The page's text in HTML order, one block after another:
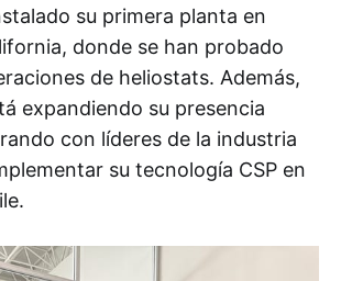
su primera planta en
donde se han probado
de heliostats. Además,
expandiendo su presencia
con líderes de la industria
su tecnología CSP en